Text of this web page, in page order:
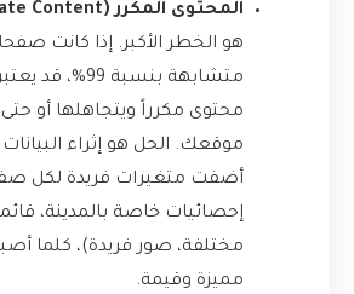
المحتوى المكرر (Duplicate Content):
هو الخطر الأكبر. إذا كانت
متشابهة بنسبة
محتوى مكرراً ويتجاهلها أو
موقعك. الحل هو إثراء
أضفت متغيرات فريدة لكل
إحصائيات خاصة بالمدينة،
مختلفة، صور فريدة)، كلما
مميزة وقيمة.